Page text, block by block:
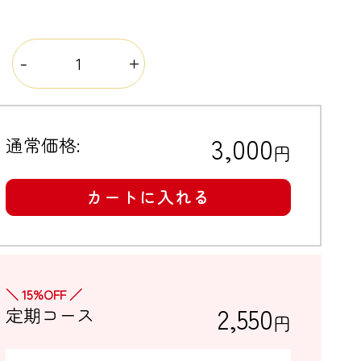
通常価格: 3,000円
カートに入れる
＼ 15%OFF ／
定期コース 2,550円